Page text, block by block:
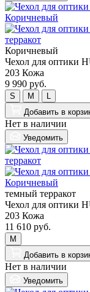
Коричневый
Чехол для оптики
203 Кожа
9 990 руб.
S M
Добавить в
Нет в наличии
Уведомить
темный терракот
Чехол для оптики
203 Кожа
11 610 руб.
M
Добавить в
Нет в наличии
Уведомить